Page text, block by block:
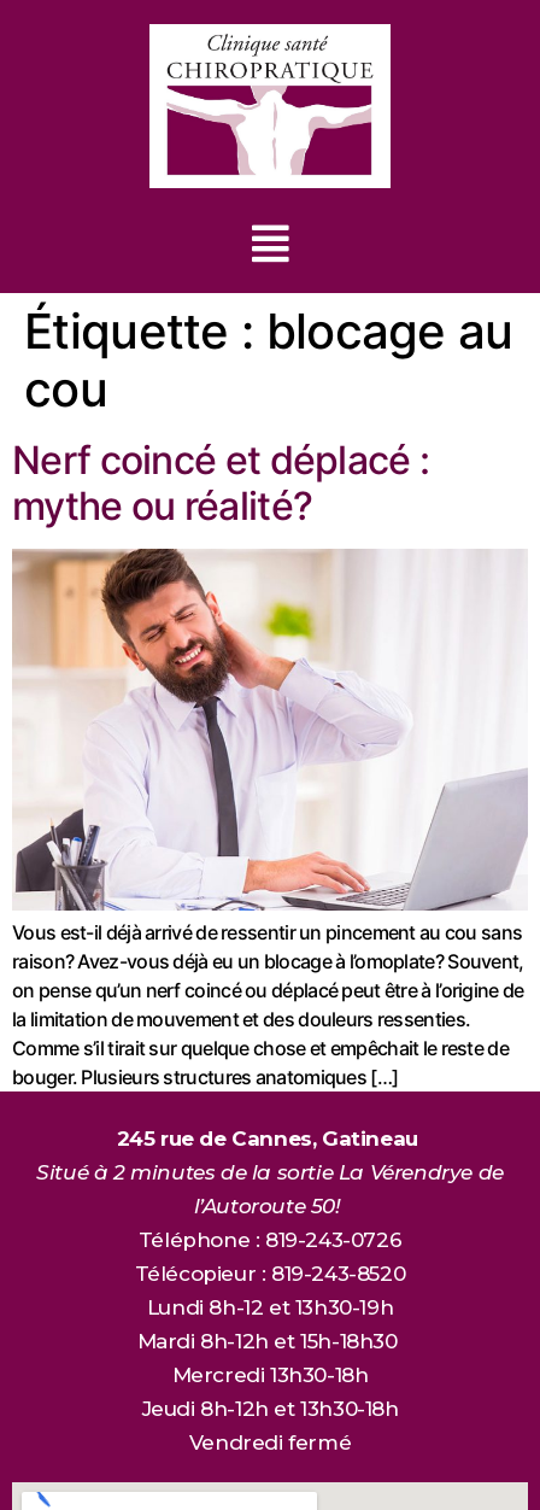
Étiquette : blocage au
cou
Nerf coincé et déplacé :
mythe ou réalité?
Vous est-il déjà arrivé de ressentir un pincement au cou sans
raison? Avez-vous déjà eu un blocage à l’omoplate? Souvent,
on pense qu’un nerf coincé ou déplacé peut être à l’origine de
la limitation de mouvement et des douleurs ressenties.
Comme s’il tirait sur quelque chose et empêchait le reste de
bouger. Plusieurs structures anatomiques […]
245 rue de Cannes, Gatineau
Situé à 2 minutes de la sortie La Vérendrye de
l’Autoroute 50!
Téléphone : 819-243-0726
Télécopieur : 819-243-8520
Lundi 8h-12 et 13h30-19h
Mardi 8h-12h et 15h-18h30
Mercredi 13h30-18h
Jeudi 8h-12h et 13h30-18h
Vendredi fermé